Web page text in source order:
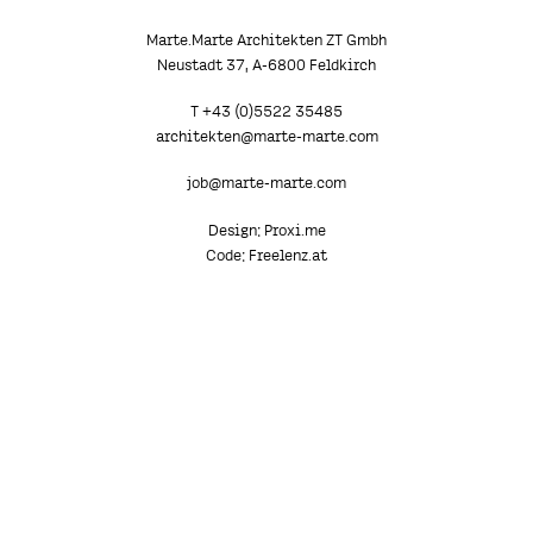
Marte.Marte Architekten ZT Gmbh
Neustadt 37, A-6800 Feldkirch
T +43 (0)5522 35485
architekten@marte-marte.com
job@marte-marte.com
Design: Proxi.me
Code: Freelenz.at